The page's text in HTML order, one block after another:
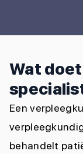
Wat
Een
behandelt